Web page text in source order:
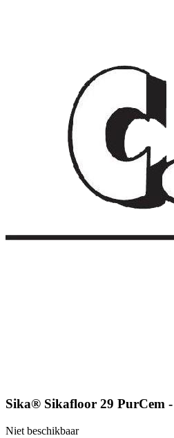
Sika® Sikafloor 29 PurCem
Niet beschikbaar